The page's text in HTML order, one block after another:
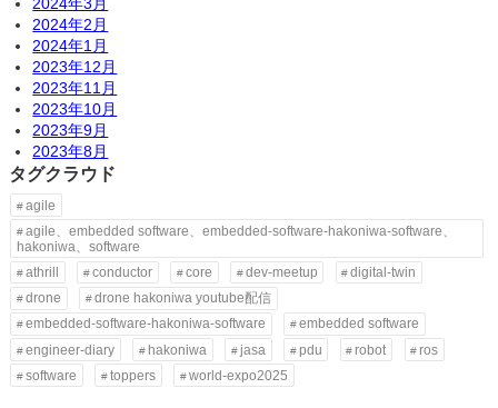
2024年2月
2024年1月
2023年12月
2023年11月
2023年10月
2023年9月
2023年8月
タグクラウド
agile
agile、embedded software、embedded-software-hakoniwa-software、
hakoniwa、software
athrill
conductor core dev-meetup
digital-twin
drone
drone hakoniwa youtube配信
embedded-software-hakoniwa-software
embedded software
engineer-diary
hakoniwa jasa pdu robot
ros
software
toppers world-expo2025